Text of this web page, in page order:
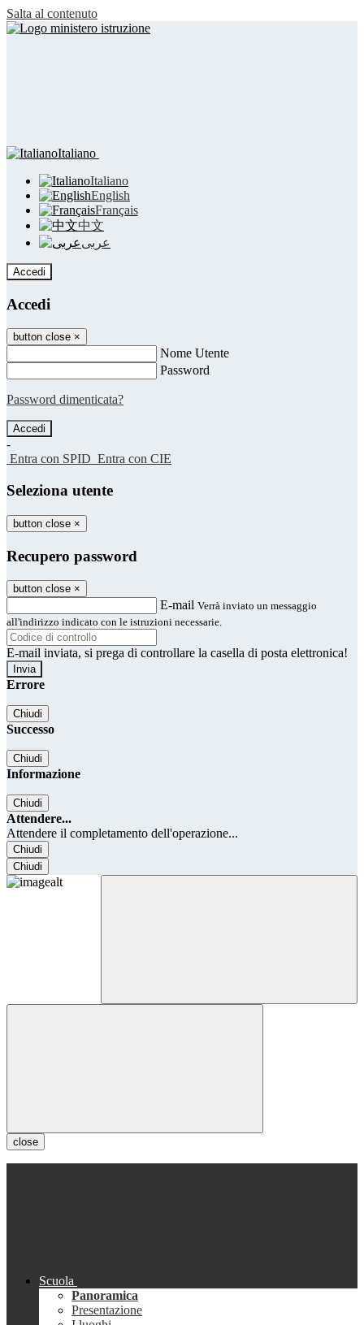
Salta al contenuto
Italiano
Italiano
English
Français
中文
عربى
Accedi
Accedi
button close ×
Nome Utente
Password
Password dimenticata?
-
Entra con SPID Entra con CIE
Seleziona utente
button close ×
Recupero password
button close ×
E-mail Verrà inviato un messaggio
all'indirizzo indicato con le istruzioni necessarie.
E-mail inviata, si prega di controllare la casella di posta elettronica!
Errore
Chiudi
Successo
Chiudi
Informazione
Chiudi
Attendere...
Attendere il completamento dell'operazione...
Chiudi
Chiudi
close
Scuola
Panoramica
Presentazione